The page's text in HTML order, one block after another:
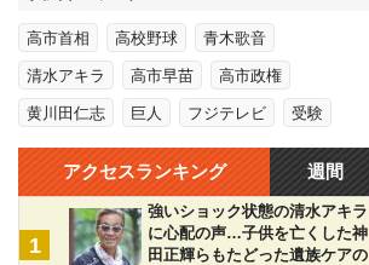
高市首相 高校野球 青木歌音
清水アキラ 高市早苗 高市政権
黄川田仁志 巨人 フジテレビ 受験
アクセスランキング 週間
1
強いショック状態の清水アキラ
に心配の声…子供を亡くした神
田正輝らもたどった遺族ケアの